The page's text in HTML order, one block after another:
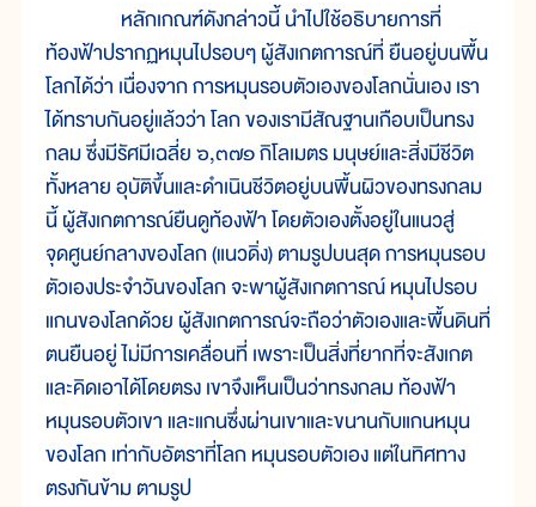
หลักเกณฑ์ดังกล่าวนี้ นำไปใช้อธิบายการที่
ท้องฟ้าปรากฏหมุนไปรอบๆ ผู้สังเกตการณ์ที่ ยืนอยู่บนพื้น
โลกได้ว่า เนื่องจาก การหมุนรอบตัวเองของโลกนั่นเอง เรา
ได้ทราบกันอยู่แล้วว่า โลก ของเรามีสัณฐานเกือบเป็นทรง
กลม ซึ่งมีรัศมีเฉลี่ย ๖,๓๗๑ กิโลเมตร มนุษย์และสิ่งมีชีวิต
ทั้งหลาย อุบัติขึ้นและดำเนินชีวิตอยู่บนพื้นผิวของทรงกลม
นี้ ผู้สังเกตการณ์ยืนดูท้องฟ้า โดยตัวเองตั้งอยู่ในแนวสู่
จุดศูนย์กลางของโลก (แนวดิ่ง) ตามรูปบนสุด การหมุนรอบ
ตัวเองประจำวันของโลก จะพาผู้สังเกตการณ์ หมุนไปรอบ
แกนของโลกด้วย ผู้สังเกตการณ์จะถือว่าตัวเองและพื้นดินที่
ตนยืนอยู่ ไม่มีการเคลื่อนที่ เพราะเป็นสิ่งที่ยากที่จะสังเกต
และคิดเอาได้โดยตรง เขาจึงเห็นเป็นว่าทรงกลม ท้องฟ้า
หมุนรอบตัวเขา และแกนซึ่งผ่านเขาและขนานกับแกนหมุน
ของโลก เท่ากับอัตราที่โลก หมุนรอบตัวเอง แต่ในทิศทาง
ตรงกันข้าม ตามรูป